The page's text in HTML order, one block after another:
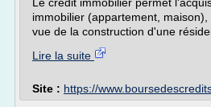
immobilier (appartement,
vue de la construction d'une
Lire la suite
Site : https://